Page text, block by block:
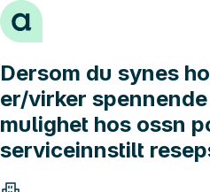
Hopp til innhold
Dersom du synes
er/virker
mulighet hos ossn
serviceinnstilt